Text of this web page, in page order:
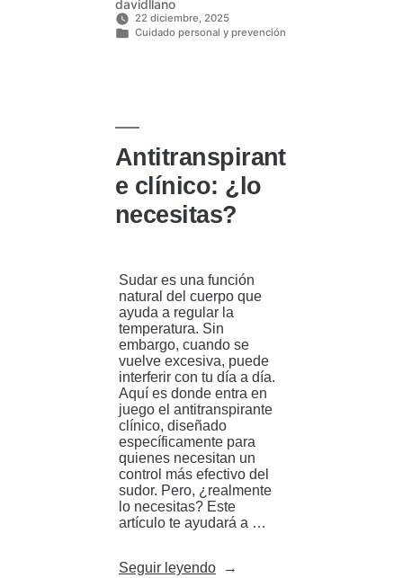
hombre
con
Publicado
por
davidllano
22 diciembre, 2025
Cuidado personal y prevención
Antitranspirant
e clínico: ¿lo
necesitas?
Sudar es una función
natural del cuerpo que
ayuda a regular la
temperatura. Sin
embargo, cuando se
vuelve excesiva, puede
interferir con tu día a día.
Aquí es donde entra en
juego el antitranspirante
clínico, diseñado
específicamente para
quienes necesitan un
control más efectivo del
sudor. Pero, ¿realmente
lo necesitas? Este
artículo te ayudará a …
Seguir leyendo«Antitranspirante